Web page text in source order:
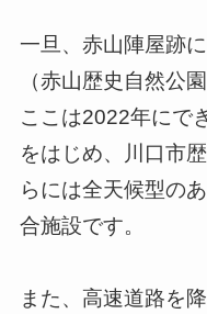
一旦、赤山陣屋跡
（赤山歴史自然公
ここは2022年にで
をはじめ、川口市
らには全天候型の
合施設です。
また、高速道路を